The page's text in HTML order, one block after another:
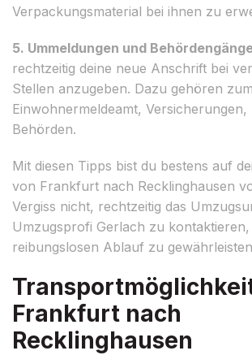
Verpackungsmaterial bei ihnen zu
5. Ummeldungen und
rechtzeitig deine neue Anschrift bei
Stellen anzugeben. Dazu gehören
Einwohnermeldeamt, Versicherungen,
Behörden.
Mit diesen Tipps bist du bestens auf
von Frankfurt nach Recklinghausen
Vergiss nicht, rechtzeitig das
Umzugsprofi Gerlach zu kontaktieren,
reibungslosen Ablauf zu
Frankfurt nach
Recklinghausen